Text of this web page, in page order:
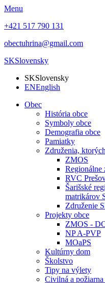
Menu
+421 517 790 131
obectuhrina@gmail.com
SKSlovensky
SKSlovensky
ENEnglish
Obec
História obce
Symboly obce
Demografia obce
Pamiatky
Združenia,
ZMOS
Regionálne
RVC
Šarišské
matrikárov
Združenie
Projekty obce
ZMOS -
NP A-PVP
MOaPS
Kultúrny dom
Školstvo
Tipy na výlety
Civilná a požiarna